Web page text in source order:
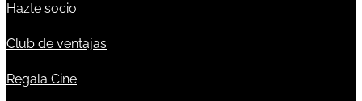
Hazte socio
Club de ventajas
Regala Cine